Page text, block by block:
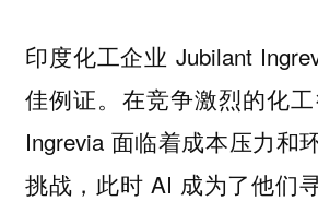
印度化工企业 Jubilant
佳例证。在竞争激烈的化
Ingrevia 面临着成本压力和
挑战，此时 AI 成为了他们